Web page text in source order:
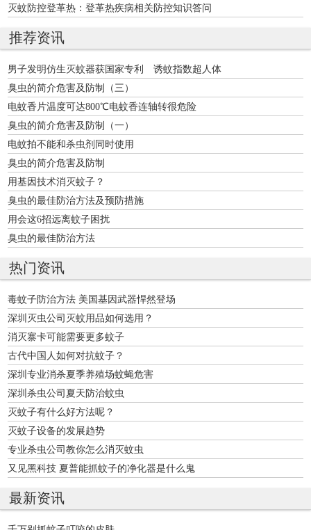
灭蚊防控登革热：登革热疾病相关防控知识答问
推荐资讯
男子发明仿生灭蚊器获国家专利 诱蚊指数超人体
臭虫的简介危害及防制（三）
电蚊香片温度可达800℃电蚊香连轴转很危险
臭虫的简介危害及防制（一）
电蚊拍不能和杀虫剂同时使用
臭虫的简介危害及防制
用基因技术消灭蚊子？
臭虫的最佳防治方法及预防措施
用会这6招远离蚊子困扰
臭虫的最佳防治方法
热门资讯
毒蚊子防治方法 美国基因武器悍然登场
深圳灭虫公司灭蚊用品如何选用？
消灭寨卡可能需要更多蚊子
古代中国人如何对抗蚊子？
深圳专业消杀夏季养殖场蚊蝇危害
深圳杀虫公司夏天防治蚊虫
灭蚊子有什么好方法呢？
灭蚊子设备的发展趋势
专业杀虫公司教你怎么消灭蚊虫
又见黑科技 夏普能抓蚊子的净化器是什么鬼
最新资讯